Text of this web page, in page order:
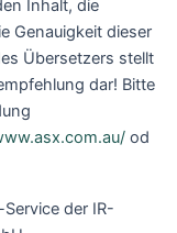
Inhalt, die
Genauigkeit dieser
Übersetzers stellt
dar! Bitte
od
der IR-